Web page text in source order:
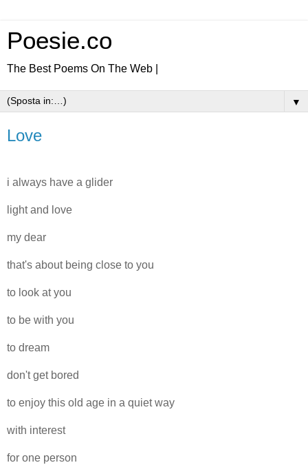
Poesie.co
The Best Poems On The Web |
▼
Love
i always have a glider
light and love
my dear
that's about being close to you
to look at you
to be with you
to dream
don't get bored
to enjoy this old age in a quiet way
with interest
for one person